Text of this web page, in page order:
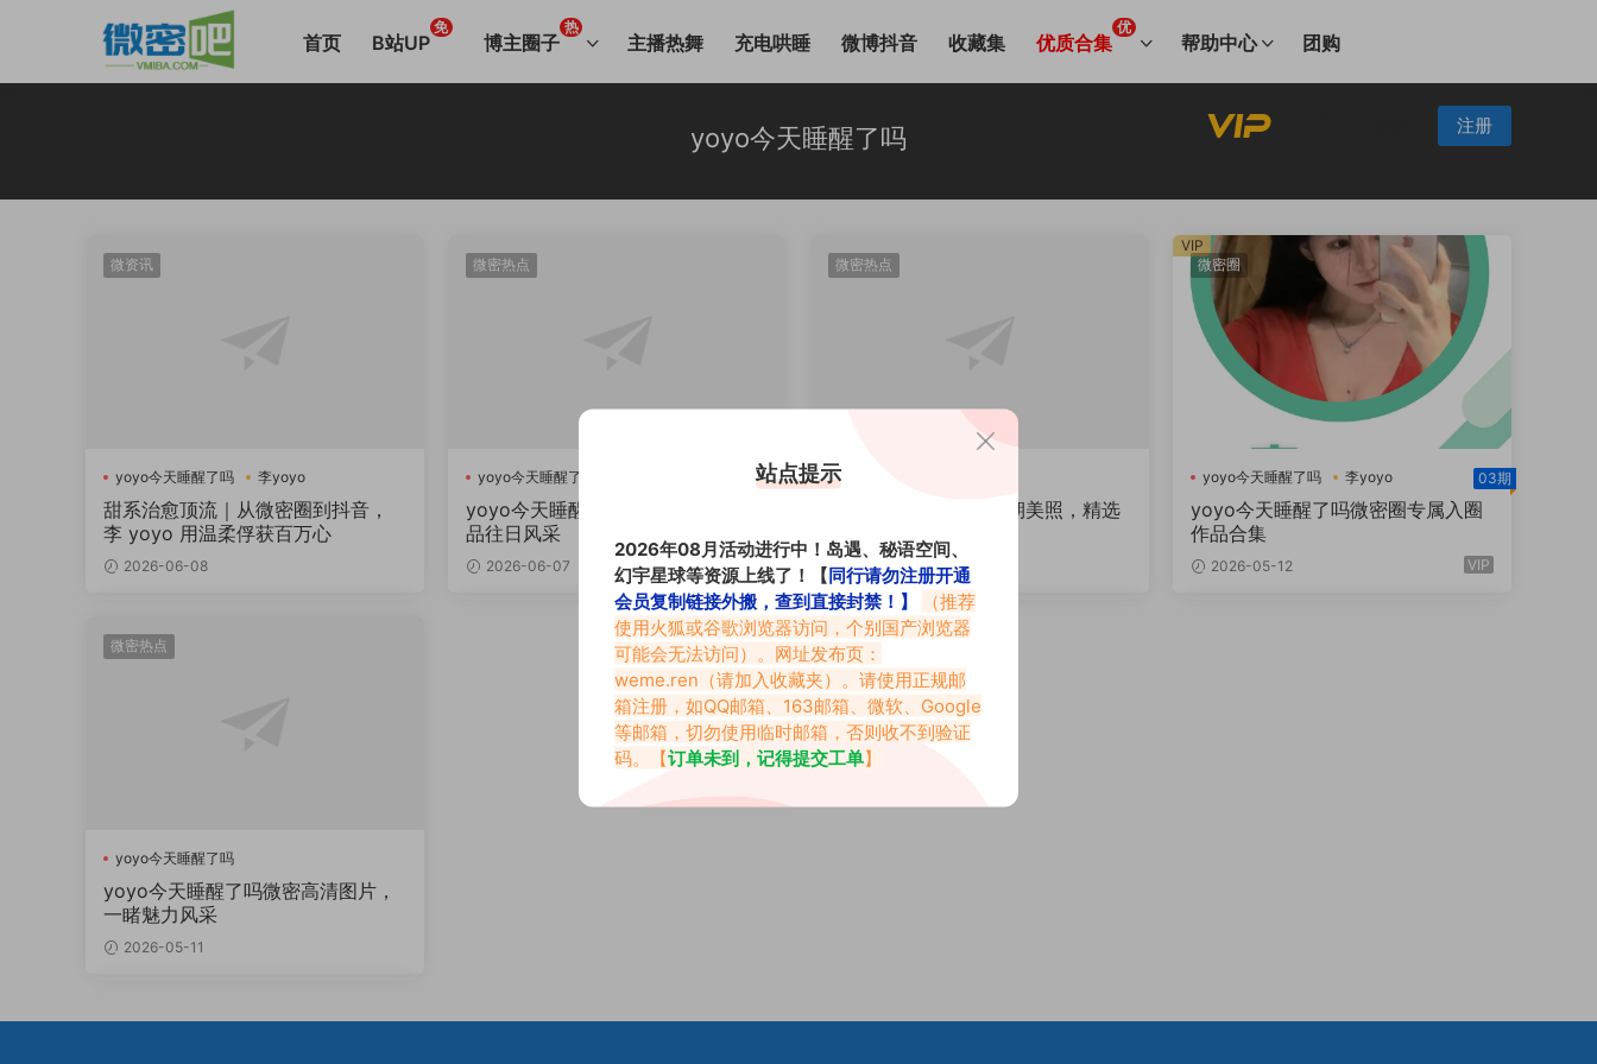
首页 B站UP
免
博主圈子
热
主播热舞 充电哄睡 微博抖音 收藏集 优质合集
优
帮助中心 团购
注册
yoyo今天睡醒了吗
微资讯
yoyo今天睡醒了吗 李yoyo
甜系治愈顶流｜从微密圈到抖音，
李 yoyo 用温柔俘获百万心
2026-06-08
微密热点
yoyo今天睡醒了吗
yoyo今天睡醒了吗就是李yoyo，再
品往日风采
2026-06-07
微密热点
yoyo今天睡醒了吗
yoyo今天睡醒了吗往期美照，精选
2026-06-06
微密圈
yoyo今天睡醒了吗 李yoyo 03期
yoyo今天睡醒了吗微密圈专属入圈
作品合集
2026-05-12 VIP
VIP
微密热点
yoyo今天睡醒了吗
yoyo今天睡醒了吗微密高清图片，
一睹魅力风采
2026-05-11
站点提示
2026年08月活动进行中！岛遇、秘语空间、
幻宇星球等资源上线了！【同行请勿注册开通
会员复制链接外搬，查到直接封禁！】
（推荐
使用火狐或谷歌浏览器访问，个别国产浏览器
可能会无法访问）。网址发布页：
weme.ren （请加入收藏夹）。请使用正规邮
箱注册，如QQ邮箱、163邮箱、微软、Google
等邮箱，切勿使用临时邮箱，否则收不到验证
码。【订单未到，记得提交工单】